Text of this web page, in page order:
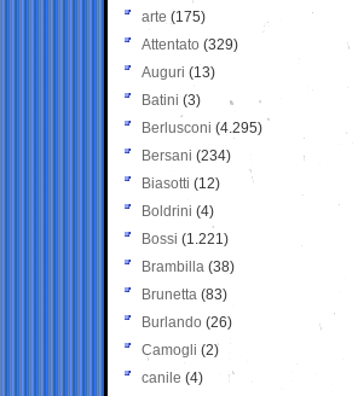
arte (175)
Attentato (329)
Auguri (13)
Batini (3)
Berlusconi (4.295)
Bersani (234)
Biasotti (12)
Boldrini (4)
Bossi (1.221)
Brambilla (38)
Brunetta (83)
Burlando (26)
Camogli (2)
canile (4)